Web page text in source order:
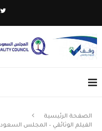
الصفحة الرئيسية